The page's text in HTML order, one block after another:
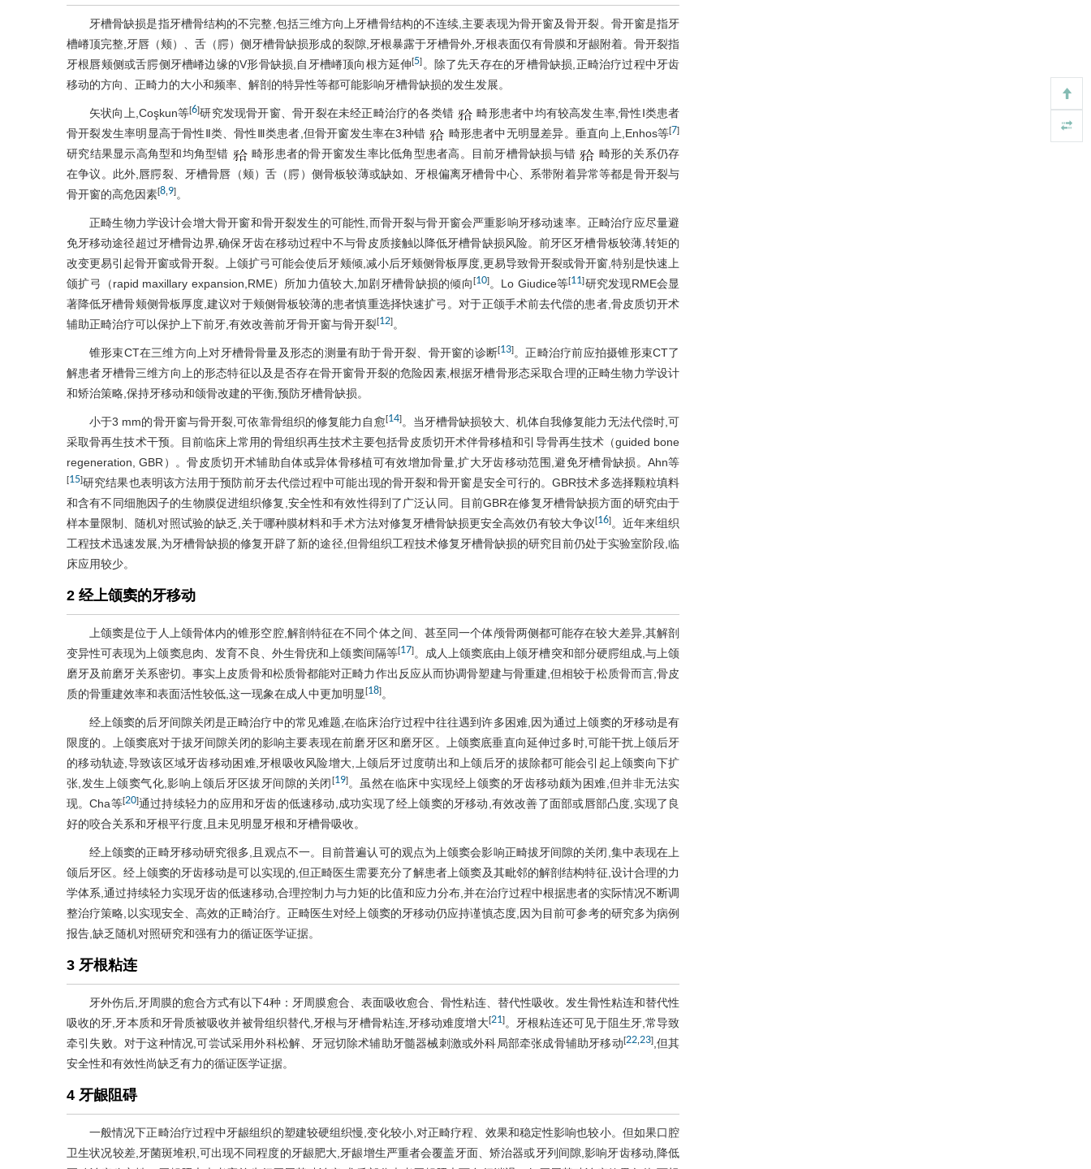
牙槽骨缺损是指牙槽骨结构的不完整,包括三维方向上牙槽骨结构的不连续,主要表现为骨开窗及骨开裂。骨开窗是指牙
槽嵴顶完整,牙唇（颊）、舌（腭）侧牙槽骨缺损形成的裂隙,牙根暴露于牙槽骨外,牙根表面仅有骨膜和牙龈附着。骨开裂指
牙根唇颊侧或舌腭侧牙槽嵴边缘的V形骨缺损,自牙槽嵴顶向根方延伸[5] 。除了先天存在的牙槽骨缺损,正畸治疗过程中牙齿
移动的方向、正畸力的大小和频率、解剖的特异性等都可能影响牙槽骨缺损的发生发展。
矢状向上,Coşkun等[6]研究发现骨开窗、骨开裂在未经正畸治疗的各类错
畸形患者中均有较高发生率,骨性Ⅰ类患者
骨开裂发生率明显高于骨性Ⅱ类、骨性Ⅲ类患者,但骨开窗发生率在3种错
畸形患者中无明显差异。垂直向上,Enhos等[7]
研究结果显示高角型和均角型错 畸形患者的骨开窗发生率比低角型患者高。目前牙槽骨缺损与错
畸形的关系仍存
在争议。此外,唇腭裂、牙槽骨唇（颊）舌（腭）侧骨板较薄或缺如、牙根偏离牙槽骨中心、系带附着异常等都是骨开裂与
骨开窗的高危因素[8 9]。
正畸生物力学设计会增大骨开窗和骨开裂发生的可能性,而骨开裂与骨开窗会严重影响牙移动速率。正畸治疗应尽量避
免牙移动途径超过牙槽骨边界,确保牙齿在移动过程中不与骨皮质接触以降低牙槽骨缺损风险。前牙区牙槽骨板较薄,转矩的
改变更易引起骨开窗或骨开裂。上颌扩弓可能会使后牙颊倾,减小后牙颊侧骨板厚度,更易导致骨开裂或骨开窗,特别是快速上
颌扩弓（rapid maxillary expansion,RME）所加力值较大,加剧牙槽骨缺损的倾向[10]。Lo Giudice等[11]研究发现RME会显
著降低牙槽骨颊侧骨板厚度,建议对于颊侧骨板较薄的患者慎重选择快速扩弓。对于正颌手术前去代偿的患者,骨皮质切开术
辅助正畸治疗可以保护上下前牙,有效改善前牙骨开窗与骨开裂[12]。
锥形束CT在三维方向上对牙槽骨骨量及形态的测量有助于骨开裂、骨开窗的诊断[13]。正畸治疗前应拍摄锥形束CT了
解患者牙槽骨三维方向上的形态特征以及是否存在骨开窗骨开裂的危险因素,根据牙槽骨形态采取合理的正畸生物力学设计
和矫治策略,保持牙移动和颌骨改建的平衡,预防牙槽骨缺损。
小于3 mm的骨开窗与骨开裂,可依靠骨组织的修复能力自愈[14]。当牙槽骨缺损较大、机体自我修复能力无法代偿时,可
采取骨再生技术干预。目前临床上常用的骨组织再生技术主要包括骨皮质切开术伴骨移植和引导骨再生技术（guided bone
regeneration, GBR）。骨皮质切开术辅助自体或异体骨移植可有效增加骨量,扩大牙齿移动范围,避免牙槽骨缺损。Ahn等
[15]研究结果也表明该方法用于预防前牙去代偿过程中可能出现的骨开裂和骨开窗是安全可行的。GBR技术多选择颗粒填料
和含有不同细胞因子的生物膜促进组织修复,安全性和有效性得到了广泛认同。目前GBR在修复牙槽骨缺损方面的研究由于
样本量限制、随机对照试验的缺乏,关于哪种膜材料和手术方法对修复牙槽骨缺损更安全高效仍有较大争议[16]。近年来组织
工程技术迅速发展,为牙槽骨缺损的修复开辟了新的途径,但骨组织工程技术修复牙槽骨缺损的研究目前仍处于实验室阶段,临
床应用较少。
2 经上颌窦的牙移动
上颌窦是位于人上颌骨体内的锥形空腔,解剖特征在不同个体之间、甚至同一个体颅骨两侧都可能存在较大差异,其解剖
变异性可表现为上颌窦息肉、发育不良、外生骨疣和上颌窦间隔等[17]。成人上颌窦底由上颌牙槽突和部分硬腭组成,与上颌
磨牙及前磨牙关系密切。事实上皮质骨和松质骨都能对正畸力作出反应从而协调骨塑建与骨重建,但相较于松质骨而言,骨皮
质的骨重建效率和表面活性较低,这一现象在成人中更加明显[18]。
经上颌窦的后牙间隙关闭是正畸治疗中的常见难题,在临床治疗过程中往往遇到许多困难,因为通过上颌窦的牙移动是有
限度的。上颌窦底对于拔牙间隙关闭的影响主要表现在前磨牙区和磨牙区。上颌窦底垂直向延伸过多时,可能干扰上颌后牙
的移动轨迹,导致该区域牙齿移动困难,牙根吸收风险增大,上颌后牙过度萌出和上颌后牙的拔除都可能会引起上颌窦向下扩
张,发生上颌窦气化,影响上颌后牙区拔牙间隙的关闭[19]。虽然在临床中实现经上颌窦的牙齿移动颇为困难,但并非无法实
现。Cha等[20]通过持续轻力的应用和牙齿的低速移动,成功实现了经上颌窦的牙移动,有效改善了面部或唇部凸度,实现了良
好的咬合关系和牙根平行度,且未见明显牙根和牙槽骨吸收。
经上颌窦的正畸牙移动研究很多,且观点不一。目前普遍认可的观点为上颌窦会影响正畸拔牙间隙的关闭,集中表现在上
颌后牙区。经上颌窦的牙齿移动是可以实现的,但正畸医生需要充分了解患者上颌窦及其毗邻的解剖结构特征,设计合理的力
学体系,通过持续轻力实现牙齿的低速移动,合理控制力与力矩的比值和应力分布,并在治疗过程中根据患者的实际情况不断调
整治疗策略,以实现安全、高效的正畸治疗。正畸医生对经上颌窦的牙移动仍应持谨慎态度,因为目前可参考的研究多为病例
报告,缺乏随机对照研究和强有力的循证医学证据。
3 牙根粘连
牙外伤后,牙周膜的愈合方式有以下4种：牙周膜愈合、表面吸收愈合、骨性粘连、替代性吸收。发生骨性粘连和替代性
吸收的牙,牙本质和牙骨质被吸收并被骨组织替代,牙根与牙槽骨粘连,牙移动难度增大[21]。牙根粘连还可见于阻生牙,常导致
牵引失败。对于这种情况,可尝试采用外科松解、牙冠切除术辅助牙髓器械刺激或外科局部牵张成骨辅助牙移动[22, 23],但其
安全性和有效性尚缺乏有力的循证医学证据。
4 牙龈阻碍
一般情况下正畸治疗过程中牙龈组织的塑建较硬组织慢,变化较小,对正畸疗程、效果和稳定性影响也较小。但如果口腔
卫生状况较差,牙菌斑堆积,可出现不同程度的牙龈肥大,牙龈增生严重者会覆盖牙面、矫治器或牙列间隙,影响牙齿移动,降低